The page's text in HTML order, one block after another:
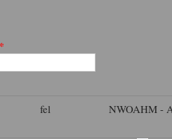
*
fel
NWOAHM -